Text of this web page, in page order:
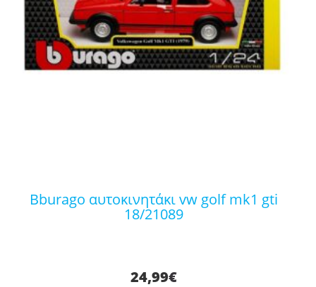
bburago αυτοκινητάκι vw golf mk1 gti
18/21089
24,99€